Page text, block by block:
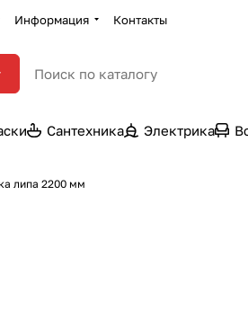
Информация Контакты
Сантехника Электрика
липа 2200 мм